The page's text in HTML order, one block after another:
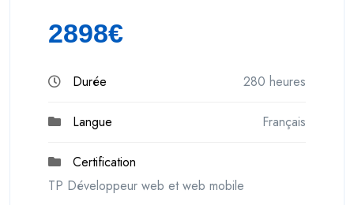
2898€
Durée 280 heures
Langue Français
Certification
TP Développeur web et web mobile